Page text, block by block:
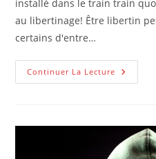
installé dans le train train
au libertinage! Être libertin
certains d'entre…
Continuer La Lecture
Place